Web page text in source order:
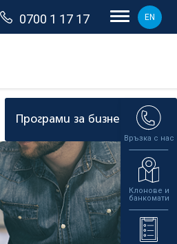
0700 1 17 17 EN
Програми за бизнеса
Връзка с нас
Клонове и
банкомати